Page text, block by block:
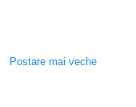
Postare mai veche